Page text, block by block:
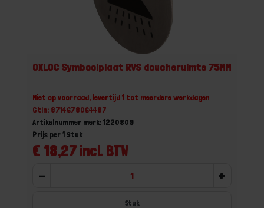
OXLOC Symboolplaat RVS doucheruimte 75MM
Niet op voorraad, levertijd 1 tot meerdere werkdagen
Gtin: 8714678064487
Artikelnummer merk: 1220809
€ 18,27 incl. BTW
Prijs per 1 Stuk
- +
Stuk